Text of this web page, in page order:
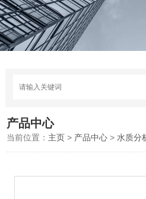
产品中心
当前位置： 主页 > 产品中心 >水质分